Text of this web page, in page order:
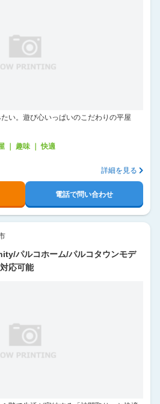
い。遊び心いっぱいのこだわりの平屋
｜ 趣味 ｜ 快適
詳細を見る
電話で問い合わせ
パルコホーム/パルコタウンモデ
応可能